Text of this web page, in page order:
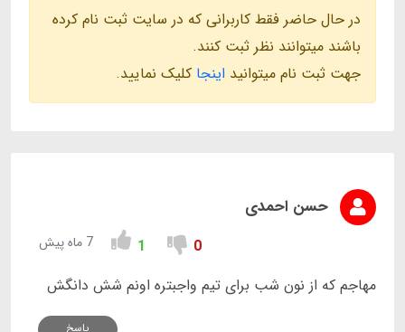
در حال حاضر فقط کاربرانی که در سایت ثبت نام کرده
باشند میتوانند نظر ثبت کنند.
جهت ثبت نام میتوانید اینجا کلیک نمایید.
حسن احمدی
0
1 7 ماه پیش
مهاجم که از نون شب برای تیم واجبتره اونم شش دانگش
پاسخ